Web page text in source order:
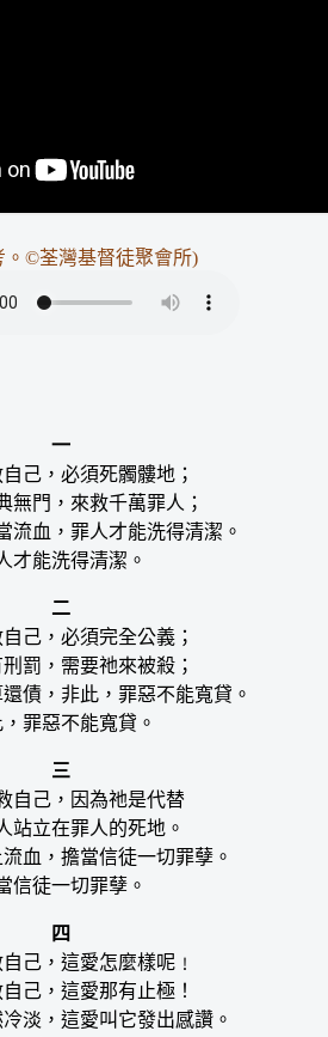
。©荃灣基督徒聚會所)
一
己，必須死髑髏地；
無門，來救千萬罪人；
流血，罪人才能洗得清潔。
才能洗得清潔。
二
己，必須完全公義；
罰，需要祂來被殺；
債，非此，罪惡不能寬貸。
罪惡不能寬貸。
三
自己，因為祂是代替
站立在罪人的死地。
血，擔當信徒一切罪孽。
信徒一切罪孽。
四
己，這愛怎麼樣呢﹗
己，這愛那有止極！
淡，這愛叫它發出感讚。